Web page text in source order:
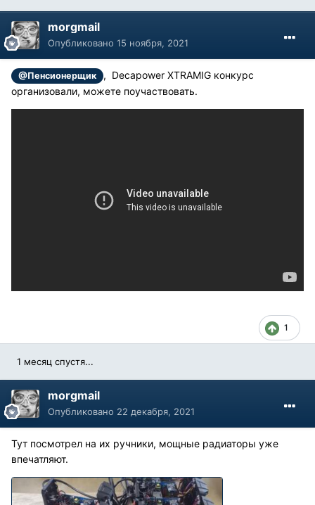
morgmail
Опубликовано 15 ноября, 2021
@Пенсионерщик
, Decapower XTRAMIG конкурс
организовали, можете поучаствовать.
1
1 месяц спустя...
morgmail
Опубликовано 22 декабря, 2021
Тут посмотрел на их ручники, мощные радиаторы уже
впечатляют.